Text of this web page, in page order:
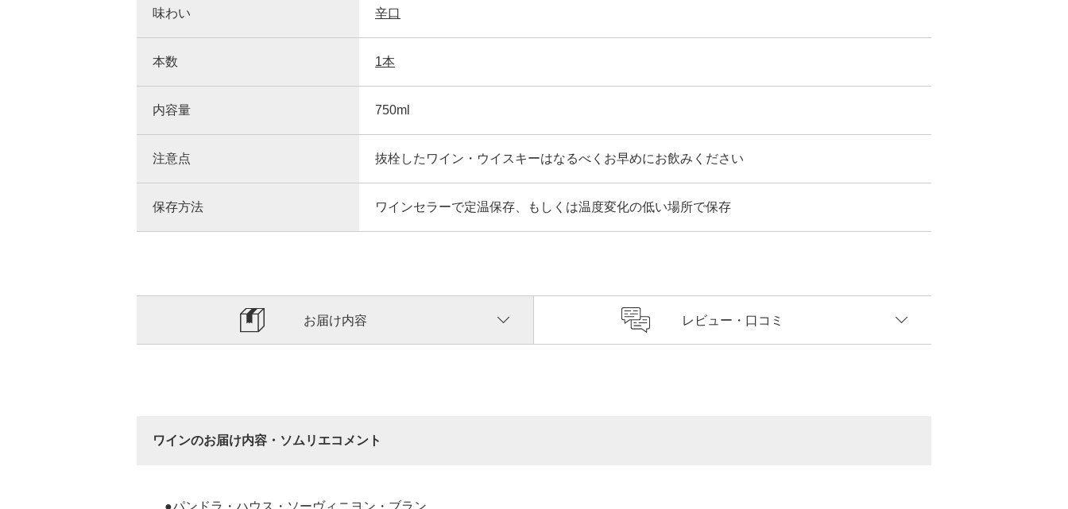
味わい 辛口
本数 1本
内容量 750ml
注意点 抜栓したワイン・ウイスキーはなるべくお早めにお飲みください
保存方法 ワインセラーで定温保存、もしくは温度変化の低い場所で保存
お届け内容 レビュー ・口コミ
ワインのお届け内容・ソムリエコメント
●パンドラ・ハウス・ソーヴィニヨン・ブラン